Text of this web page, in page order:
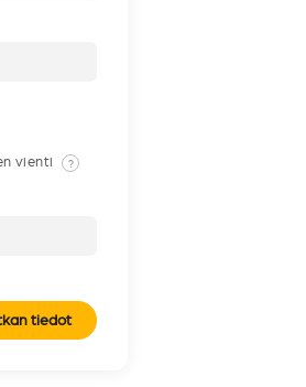
vienti ?
tiedot